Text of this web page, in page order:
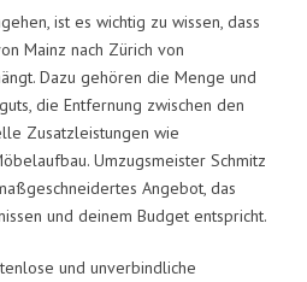
ist es wichtig zu wissen, dass
Mainz nach Zürich von
Dazu gehören die Menge und
die Entfernung zwischen den
Zusatzleistungen wie
Umzugsmeister Schmitz
Angebot, das
und deinem Budget entspricht.
und unverbindliche